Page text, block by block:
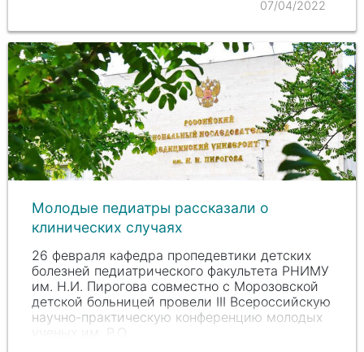
07/04/2022
Молодые педиатры рассказали о
клинических случаях
26 февраля кафедра пропедевтики детских
болезней педиатрического факультета РНИМУ
им. Н.И. Пирогова совместно с Морозовской
детской больницей провели III Всероссийскую
научно-практическую конференцию молодых
Р.О.…